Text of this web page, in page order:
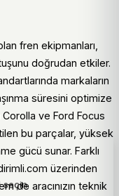
fren ekipmanları,
doğrudan etkiler.
markaların
süresini optimize
ve Ford Focus
bu parçalar, yüksek
gücü sunar. Farklı
üzerinden
de aracınızın teknik
seçin.